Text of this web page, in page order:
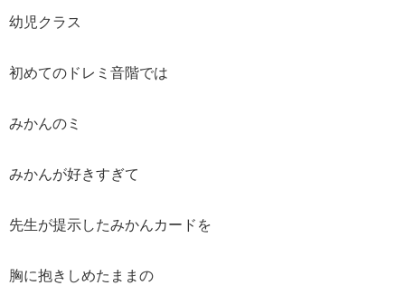
幼児クラス
初めてのドレミ音階では
みかんのミ
みかんが好きすぎて
先生が提示したみかんカードを
胸に抱きしめたままの